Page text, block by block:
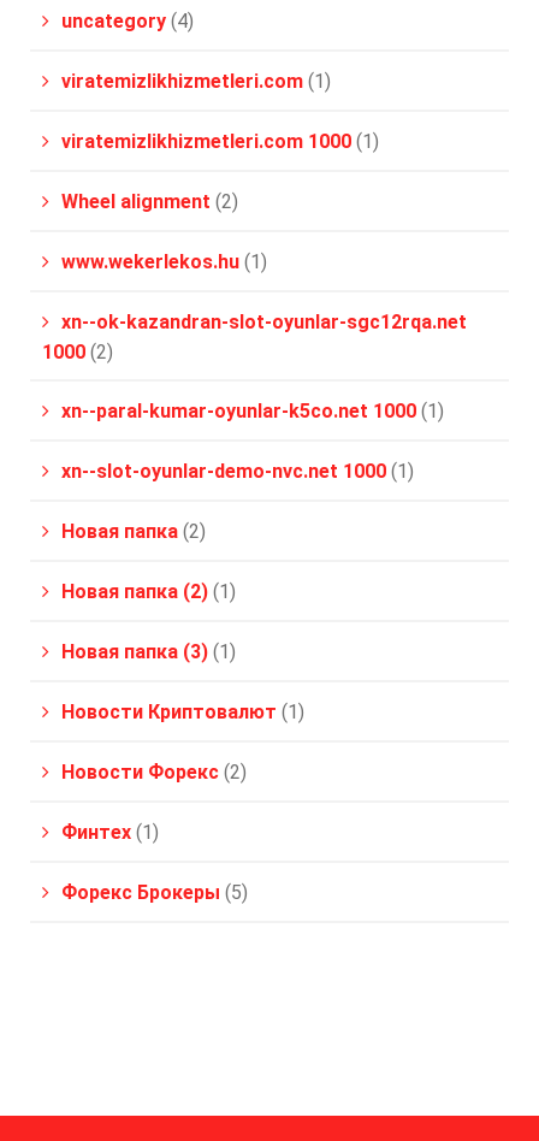
uncategory (4)
viratemizlikhizmetleri.com (1)
viratemizlikhizmetleri.com 1000 (1)
Wheel alignment (2)
www.wekerlekos.hu (1)
xn--ok-kazandran-slot-oyunlar-sgc12rqa.net
1000 (2)
xn--paral-kumar-oyunlar-k5co.net 1000 (1)
xn--slot-oyunlar-demo-nvc.net 1000 (1)
Новая папка (2)
Новая папка (2) (1)
Новая папка (3) (1)
Новости Криптовалют (1)
Новости Форекс (2)
Финтех (1)
Форекс Брокеры (5)